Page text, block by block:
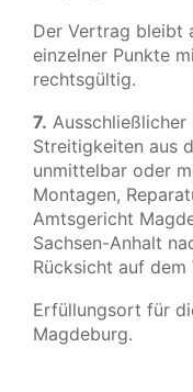
Der Vertrag bleibt
einzelner Punkte
rechtsgültig.
7.
Streitigkeiten aus
unmittelbar oder
Montagen,
Amtsgericht
Sachsen-Anhalt
Rücksicht auf
Erfüllungsort für
Magdeburg.